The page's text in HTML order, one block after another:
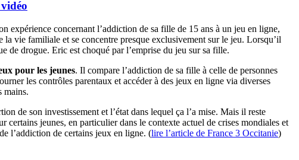
expérience concernant l’addiction de sa fille de 15 ans à un jeu en ligne,
vie familiale et se concentre presque exclusivement sur le jeu. Lorsqu’il
de drogue. Eric est choqué par l’emprise du jeu sur sa fille.
pour les jeunes. Il compare l’addiction de sa fille à celle de personnes
les contrôles parentaux et accéder à des jeux en ligne via diverses
mains.
de son investissement et l’état dans lequel ça l’a mise. Mais il reste
jeunes, en particulier dans le contexte actuel de crises mondiales et
l’addiction de certains jeux en ligne. (lire l’article de France 3 Occitanie)